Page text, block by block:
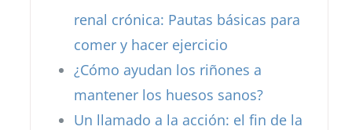
renal crónica: Pautas básicas para
comer y hacer ejercicio
¿Cómo ayudan los riñones a
mantener los huesos sanos?
Un llamado a la acción: el fin de la